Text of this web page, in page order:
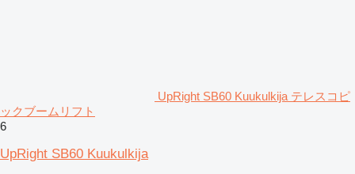
UpRight SB60 Kuukulkija テレスコピ
ックブームリフト
6
UpRight SB60 Kuukulkija